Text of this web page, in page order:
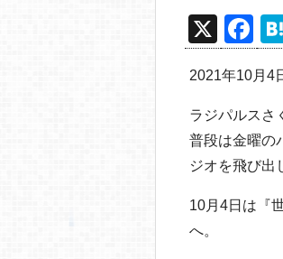
X
F
a
c
e
b
o
o
2021年10月4
ラジパルスさ
普段は金曜の
ジオを飛び出
10月4日は『
へ。